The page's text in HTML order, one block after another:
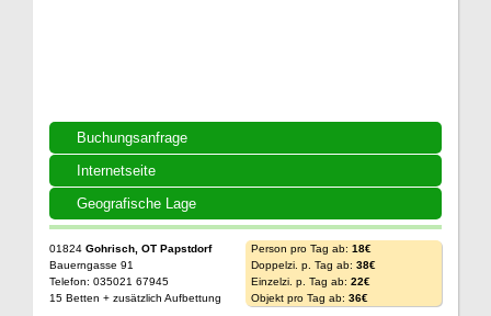
Buchungsanfrage
Internetseite
Geografische Lage
01824 Gohrisch, OT Papstdorf
Bauerngasse 91
Telefon: 035021 67945
15 Betten + zusätzlich Aufbettung
Person pro Tag ab: 18€
Doppelzi. p. Tag ab: 38€
Einzelzi. p. Tag ab: 22€
Objekt pro Tag ab: 36€